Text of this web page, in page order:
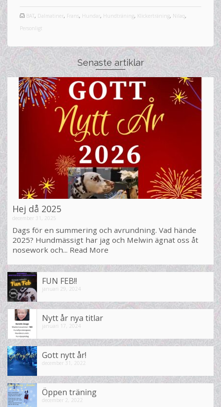
BAT, Dalmatiner, Frans, Hundar, Hundträning, Klickerträning, Nilaq,
Personligt
Senaste artiklar
Hej då 2025
december 31, 2025
Dags för en summering och avrundning. Vad hände
2025? Hundmässigt har jag och Melwin ägnat oss åt
nosework och... Read More
FUN FEB!!
januari 29, 2024
Nytt år nya titlar
januari 17, 2024
Gott nytt år!
december 31, 2022
Öppen träning
december 2, 2022